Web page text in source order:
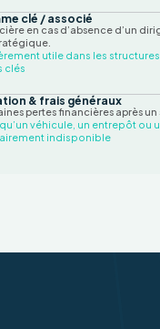
clé / associé
en cas d’absence d’un
utile dans les
clés
& frais généraux
pertes financières après un
véhicule, un entrepôt ou
indisponible